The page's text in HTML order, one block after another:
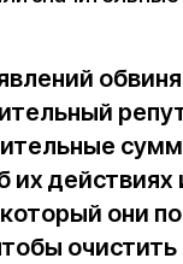
действиях
они